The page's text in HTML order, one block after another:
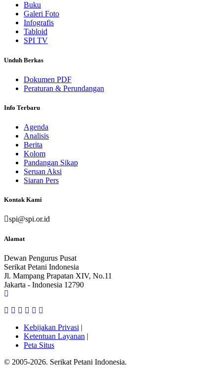
Buku
Galeri Foto
Infografis
Tabloid
SPI TV
Unduh Berkas
Dokumen PDF
Peraturan & Perundangan
Info Terbaru
Agenda
Analisis
Berita
Kolom
Pandangan Sikap
Seruan Aksi
Siaran Pers
Kontak Kami
spi@spi.or.id
Alamat
Dewan Pengurus Pusat
Serikat Petani Indonesia
Jl. Mampang Prapatan XIV, No.11
Jakarta - Indonesia 12790
Kebijakan Privasi |
Ketentuan Layanan |
Peta Situs
© 2005-2026. Serikat Petani Indonesia.